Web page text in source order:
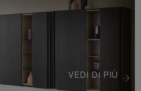
VEDI DI PIÙ